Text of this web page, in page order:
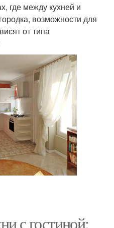
где между кухней и
возможности для
от типа
с гостиной: